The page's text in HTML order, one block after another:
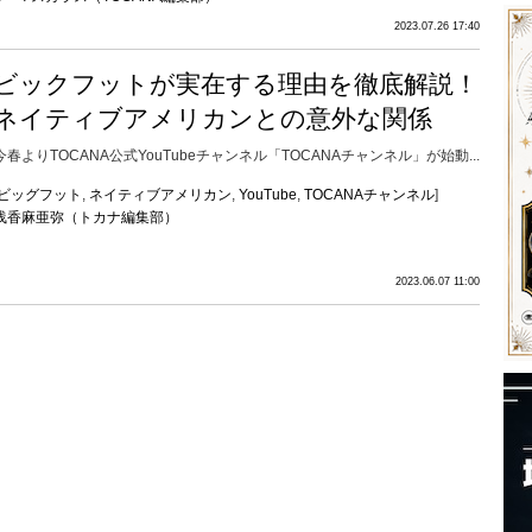
2023.07.26 17:40
ックフットが実在する理由を徹底解説！
イティブアメリカンとの意外な関係
春よりTOCANA公式YouTubeチャンネル「TOCANAチャンネル」が始動...
ッグフット , ネイティブアメリカン, YouTube, TOCANAチャンネル]
2023.06.07 11:00
香麻亜弥（トカナ編集部）